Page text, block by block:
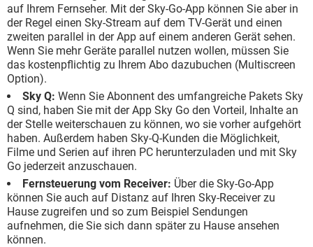
auf Ihrem Fernseher. Mit der Sky-Go-App können Sie aber in
der Regel einen Sky-Stream auf dem TV-Gerät und einen
zweiten parallel in der App auf einem anderen Gerät sehen.
Wenn Sie mehr Geräte parallel nutzen wollen, müssen Sie
das kostenpflichtig zu Ihrem Abo dazubuchen (Multiscreen
Option).
Sky Q: Wenn Sie Abonnent des umfangreiche Pakets Sky
Q sind, haben Sie mit der App Sky Go den Vorteil, Inhalte an
der Stelle weiterschauen zu können, wo sie vorher aufgehört
haben. Außerdem haben Sky-Q-Kunden die Möglichkeit,
Filme und Serien auf ihren PC herunterzuladen und mit Sky
Go jederzeit anzuschauen.
Fernsteuerung vom Receiver: Über die Sky-Go-App
können Sie auch auf Distanz auf Ihren Sky-Receiver zu
Hause zugreifen und so zum Beispiel Sendungen
aufnehmen, die Sie sich dann später zu Hause ansehen
können.